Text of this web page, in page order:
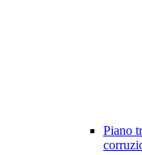
Piano